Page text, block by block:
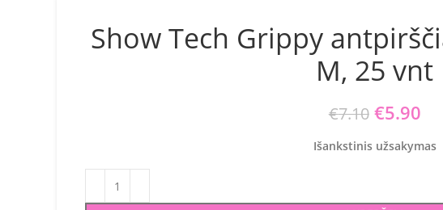
Show Tech Grippy
M, 25 vnt
€7.10 Original
€5.90
Išankstinis užsakymas